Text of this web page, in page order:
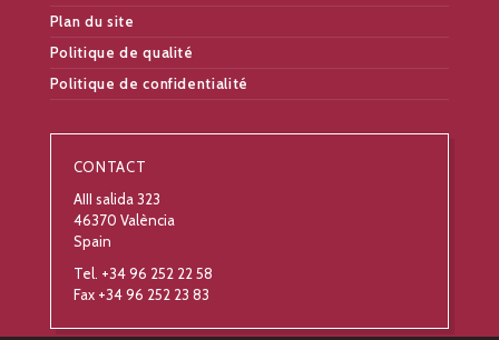
Plan du site
Politique de qualité
Politique de confidentialité
CONTACT
AIII salida 323
46370 València
Spain
Tel. +34 96 252 22 58
Fax +34 96 252 23 83